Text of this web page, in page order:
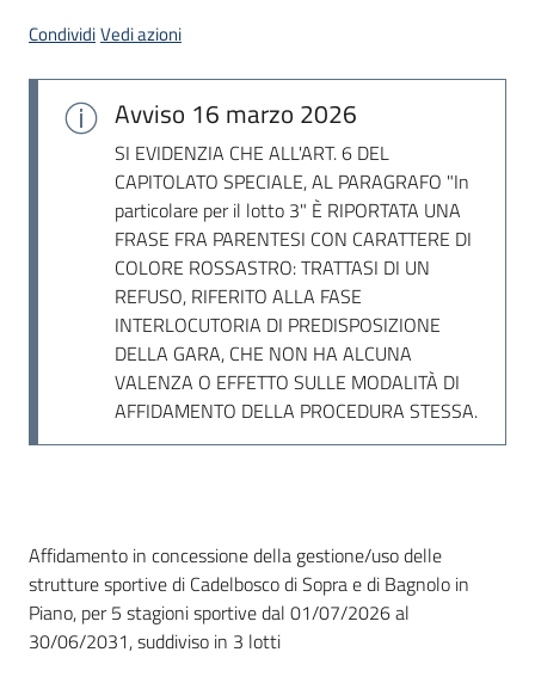
CondividiVedi azioni
Avviso 16 marzo 2026
SI EVIDENZIA CHE ALL'ART. 6 DEL
CAPITOLATO SPECIALE, AL PARAGRAFO "In
particolare per il lotto 3" È RIPORTATA UNA
FRASE FRA PARENTESI CON CARATTERE DI
COLORE ROSSASTRO: TRATTASI DI UN
REFUSO, RIFERITO ALLA FASE
INTERLOCUTORIA DI PREDISPOSIZIONE
DELLA GARA, CHE NON HA ALCUNA
VALENZA O EFFETTO SULLE MODALITÀ DI
AFFIDAMENTO DELLA PROCEDURA STESSA.
Dati del bando
Affidamento in concessione della gestione/uso delle
strutture sportive di Cadelbosco di Sopra e di Bagnolo in
Piano, per 5 stagioni sportive dal 01/07/2026 al
30/06/2031, suddiviso in 3 lotti